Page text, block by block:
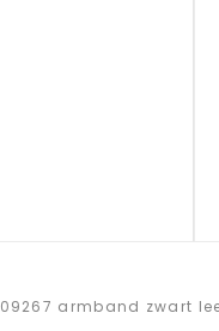
09267 armband zwart